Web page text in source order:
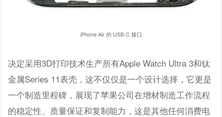
iPhone Air 的 USB-C 接口
决定采用3D打印技术生产所有Apple Watch Ultra 3和钛
金属Series 11表壳，这不仅仅是一个设计选择，它更是
一个制造里程碑，展现了苹果公司在增材制造工作流程
的稳定性、质量保证和复制能力，这是其他任何消费电